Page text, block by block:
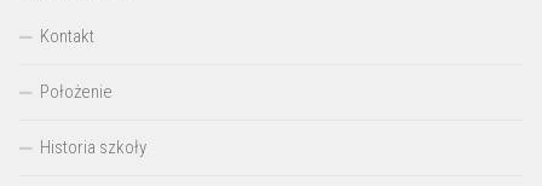
Kontakt
Położenie
Historia szkoły